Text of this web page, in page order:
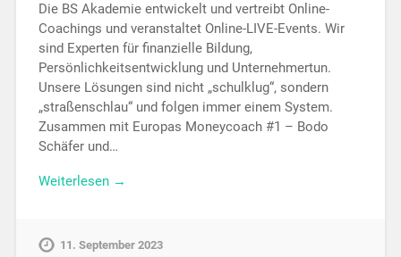
Die BS Akademie entwickelt und vertreibt Online-
Coachings und veranstaltet Online-LIVE-Events. Wir
sind Experten für finanzielle Bildung,
Persönlichkeitsentwicklung und Unternehmertun.
Unsere Lösungen sind nicht „schulklug“, sondern
„straßenschlau“ und folgen immer einem System.
Zusammen mit Europas Moneycoach #1 – Bodo
Schäfer und…
Weiterlesen →
11. September 2023